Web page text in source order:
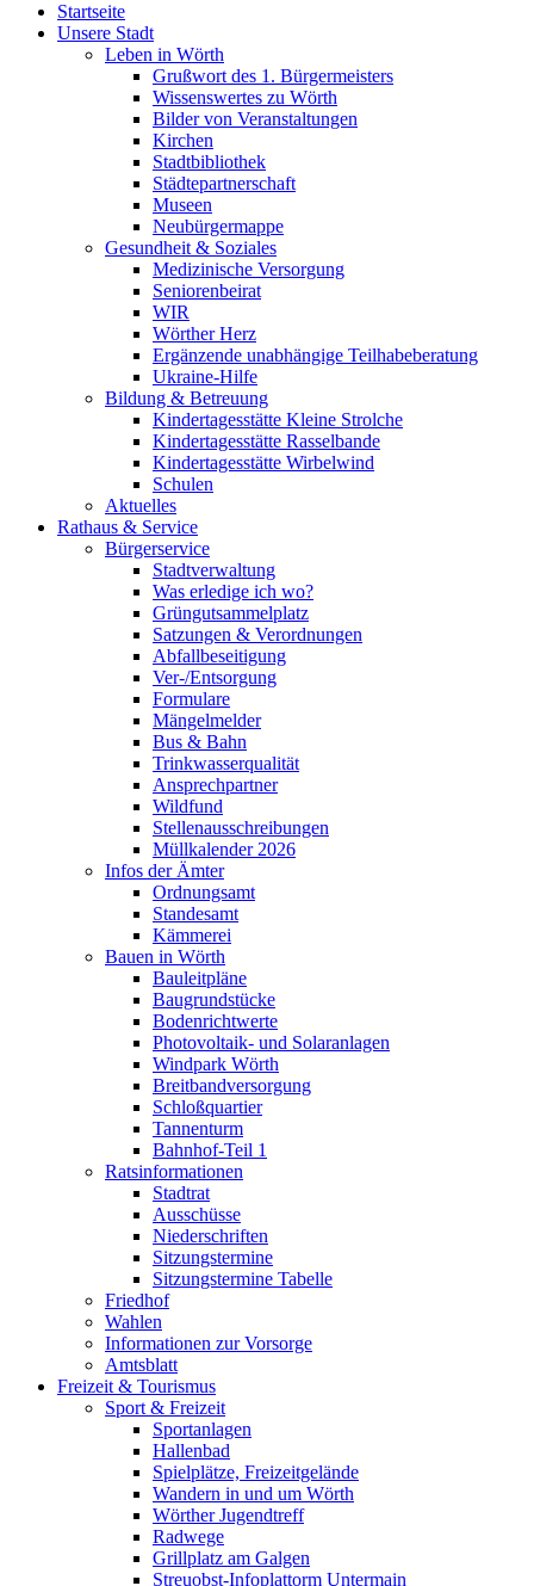
Startseite
Unsere Stadt
Leben in Wörth
Grußwort des 1. Bürgermeisters
Wissenswertes zu Wörth
Bilder von Veranstaltungen
Kirchen
Stadtbibliothek
Städtepartnerschaft
Museen
Neubürgermappe
Gesundheit & Soziales
Medizinische Versorgung
Seniorenbeirat
WIR
Wörther Herz
Ergänzende unabhängige Teilhabeberatung
Ukraine-Hilfe
Bildung & Betreuung
Kindertagesstätte Kleine Strolche
Kindertagesstätte Rasselbande
Kindertagesstätte Wirbelwind
Schulen
Aktuelles
Rathaus & Service
Bürgerservice
Stadtverwaltung
Was erledige ich wo?
Grüngutsammelplatz
Satzungen & Verordnungen
Abfallbeseitigung
Ver-/Entsorgung
Formulare
Mängelmelder
Bus & Bahn
Trinkwasserqualität
Ansprechpartner
Wildfund
Stellenausschreibungen
Müllkalender 2026
Infos der Ämter
Ordnungsamt
Standesamt
Kämmerei
Bauen in Wörth
Bauleitpläne
Baugrundstücke
Bodenrichtwerte
Photovoltaik- und Solaranlagen
Windpark Wörth
Breitbandversorgung
Schloßquartier
Tannenturm
Bahnhof-Teil 1
Ratsinformationen
Stadtrat
Ausschüsse
Niederschriften
Sitzungstermine
Sitzungstermine Tabelle
Friedhof
Wahlen
Informationen zur Vorsorge
Amtsblatt
Freizeit & Tourismus
Sport & Freizeit
Sportanlagen
Hallenbad
Spielplätze, Freizeitgelände
Wandern in und um Wörth
Wörther Jugendtreff
Radwege
Grillplatz am Galgen
Streuobst-Infoplattorm Untermain